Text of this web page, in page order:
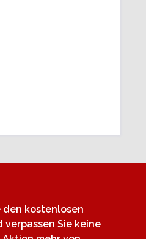
den kostenlosen
Sie keine